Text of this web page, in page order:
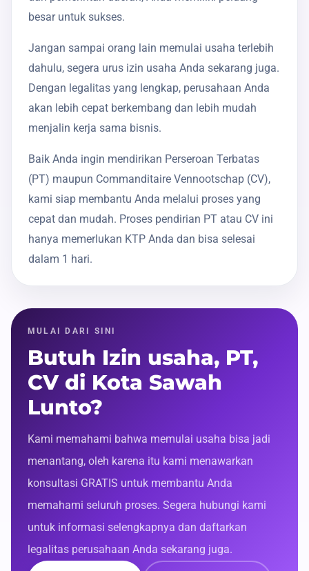
besar untuk sukses.
Jangan sampai orang lain memulai usaha terlebih
dahulu, segera urus izin usaha Anda sekarang juga.
Dengan legalitas yang lengkap, perusahaan Anda
akan lebih cepat berkembang dan lebih mudah
menjalin kerja sama bisnis.
Baik Anda ingin mendirikan Perseroan Terbatas
(PT) maupun Commanditaire Vennootschap (CV),
kami siap membantu Anda melalui proses yang
cepat dan mudah. Proses pendirian PT atau CV ini
hanya memerlukan KTP Anda dan bisa selesai
dalam 1 hari.
MULAI DARI SINI
Butuh Izin usaha, PT,
CV di Kota Sawah
Lunto?
Kami memahami bahwa memulai usaha bisa jadi
menantang, oleh karena itu kami menawarkan
konsultasi GRATIS untuk membantu Anda
memahami seluruh proses. Segera hubungi kami
untuk informasi selengkapnya dan daftarkan
legalitas perusahaan Anda sekarang juga.